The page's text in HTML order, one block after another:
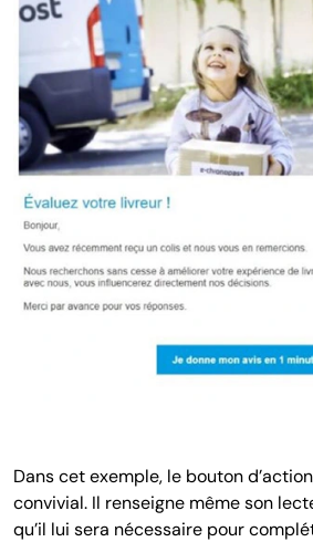
Dans cet exemple, le bouton
convivial. Il renseigne même son
qu’il lui sera nécessaire pour